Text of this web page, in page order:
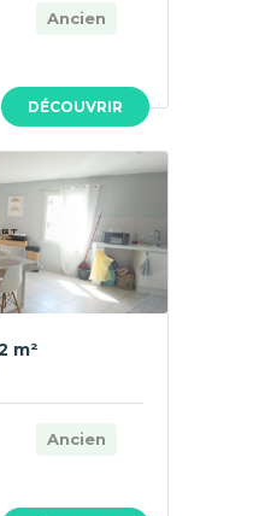
DÉCOUVRIR
Ancien
m²
Ancien